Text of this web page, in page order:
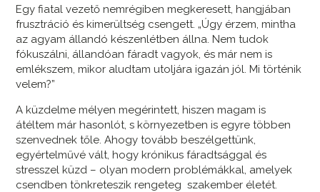
Egy fiatal vezető nemrégiben megkeresett, hangjában
frusztráció és kimerültség csengett. „Úgy érzem, mintha
az agyam állandó készenlétben állna. Nem tudok
fókuszálni, állandóan fáradt vagyok, és már nem is
emlékszem, mikor aludtam utoljára igazán jól. Mi történik
velem?”
A küzdelme mélyen megérintett, hiszen magam is
átéltem már hasonlót, s környezetben is egyre többen
szenvednek tőle. Ahogy tovább beszélgettünk,
egyértelművé vált, hogy krónikus fáradtsággal és
stresszel küzd – olyan modern problémákkal, amelyek
csendben tönkreteszik rengeteg szakember életét.